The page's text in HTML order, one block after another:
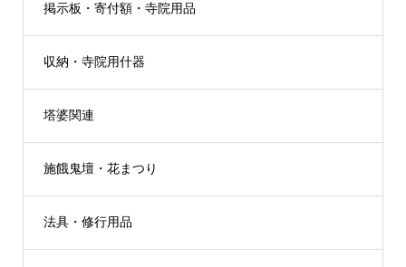
掲示板・寄付額・寺院用品
収納・寺院用什器
塔婆関連
施餓鬼壇・花まつり
法具・修行用品